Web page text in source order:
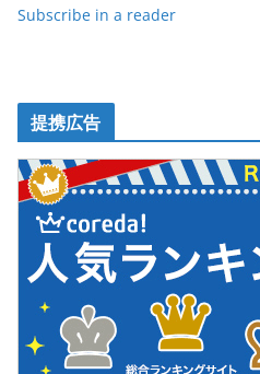
Subscribe in a reader
提携広告